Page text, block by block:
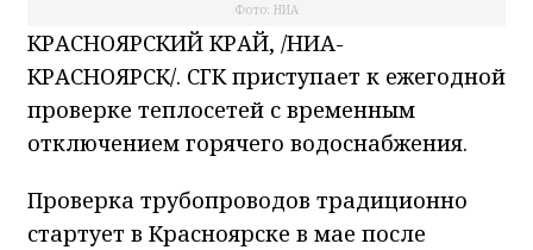
Фото: НИА
КРАСНОЯРСКИЙ КРАЙ, /НИА-
КРАСНОЯРСК/. СГК приступает к ежегодной
проверке теплосетей с временным
отключением горячего водоснабжения.
Проверка трубопроводов традиционно
стартует в Красноярске в мае после